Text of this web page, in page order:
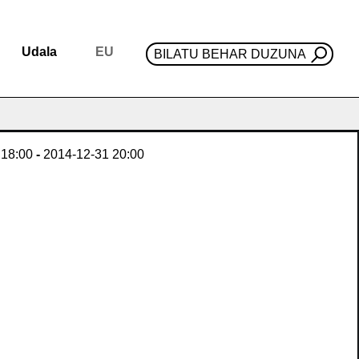
Udala EU BILATU BEHAR DUZUNA
18:00 - 2014-12-31 20:00